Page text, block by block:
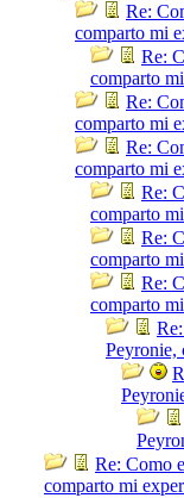
Re:
comparto mi
Re:
comparto
Re:
comparto mi
Re:
comparto mi
Re:
comparto
Re:
comparto
Re:
comparto
Peyronie,
Re: Como
comparto mi